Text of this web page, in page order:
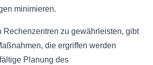
minimieren.
Rechenzentren zu gewährleisten, gibt
die ergriffen werden
Planung des